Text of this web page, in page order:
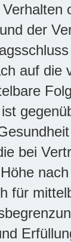
der
auf die
bei
für